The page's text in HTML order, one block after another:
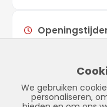
ZondagGesloten
We gebruiken
personaliseren,